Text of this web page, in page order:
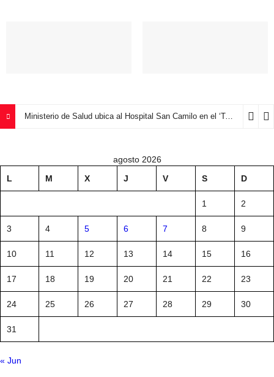
Ministerio de Salud ubica al Hospital San Camilo en el ‘Top 5’ del país en autogestión
agosto 2026
L
M X J V S D
1 2
3 4 5 6 7 8 9
10 11 12 13 14 15 16
17 18 19 20 21 22 23
24 25 26 27 28 29 30
31
« Jun